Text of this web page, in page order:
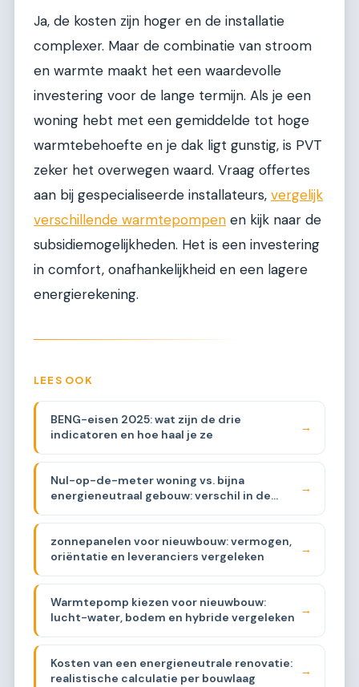
Ja, de kosten zijn hoger en de installatie
complexer. Maar de combinatie van stroom
en warmte maakt het een waardevolle
investering voor de lange termijn. Als je een
woning hebt met een gemiddelde tot hoge
warmtebehoefte en je dak ligt gunstig, is PVT
zeker het overwegen waard. Vraag offertes
aan bij gespecialiseerde installateurs, vergelijk
verschillende warmtepompen en kijk naar de
subsidiemogelijkheden. Het is een investering
in comfort, onafhankelijkheid en een lagere
energierekening.
LEES OOK
BENG-eisen 2025: wat zijn de drie
indicatoren en hoe haal je ze
→
Nul-op-de-meter woning vs. bijna
energieneutraal gebouw: verschil in de
→
zonnepanelen voor nieuwbouw: vermogen,
oriëntatie en leveranciers vergeleken
→
Warmtepomp kiezen voor nieuwbouw:
lucht-water, bodem en hybride vergeleken
→
Kosten van een energieneutrale renovatie:
realistische calculatie per bouwlaag
→